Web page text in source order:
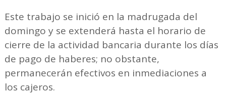
Este trabajo se inició en la madrugada del
domingo y se extenderá hasta el horario de
cierre de la actividad bancaria durante los días
de pago de haberes; no obstante,
permanecerán efectivos en inmediaciones a
los cajeros.